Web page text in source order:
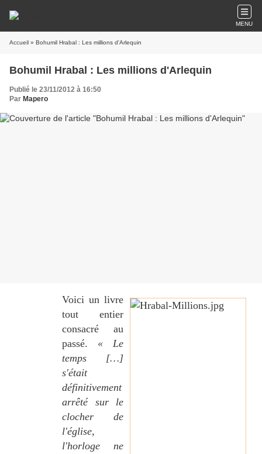
MENU
Accueil » Bohumil Hrabal : Les millions d'Arlequin
Bohumil Hrabal : Les millions d'Arlequin
Publié le 23/11/2012 à 16:50
Par Mapero
Voici un livre
tout entier
consacré au
passé. « Le
temps […]
s'était
définitivement
arrêté sur le
clocher de
l'église,
l'horloge ne